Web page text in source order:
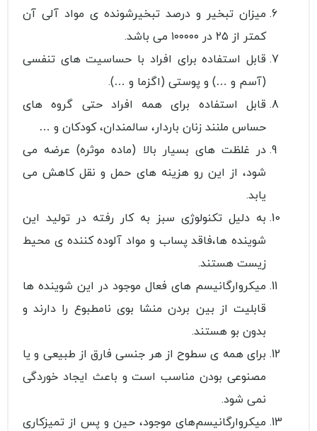
میزان تبخیر و درصد تبخیرشونده ی مواد آلی آن
كمتر از ٢٥ در ١٠٠٠٠٠ می باشد.
قابل استفاده برای افراد با حساسیت های تنفسی
(آسم و …) و پوستی (اگزما و …).
قابل استفاده برای همه افراد حتی گروه های
حساس ملنند زنان باردار، سالمندان، كودكان و …
در غلظت های بسیار بالا (ماده موثره) عرضه می
شود، از این رو هزینه های حمل و نقل كاهش می
یابد.
به دلیل تكنولوژی سبز به كار رفته در تولید این
شوینده ها،فاقد پساب و مواد آلوده كننده ی محیط
زیست هستند.
ميكروارگانيسم های فعال موجود در اين شوينده ها
قابليت از بين بردن منشا بوی نامطبوع را دارند و
بدون بو هستند.
برای همه ی سطوح از هر جنسی فارق از طبیعی و یا
مصنوعی بودن مناسب است و باعث ایجاد خوردگی
نمی شود.
ميكروارگانيسم‌های موجود، حين و پس از تميزكاری